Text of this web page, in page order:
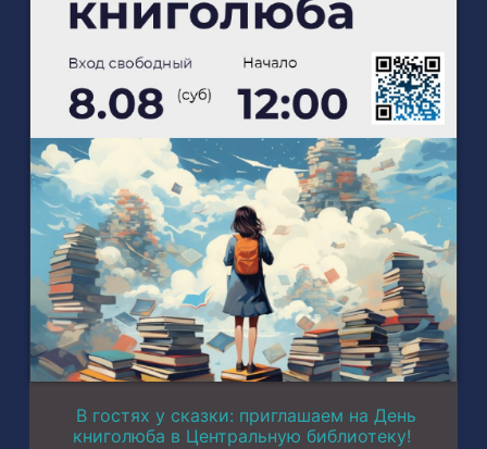
В гостях у сказки: приглашаем на День
книголюба в Центральную библиотеку!